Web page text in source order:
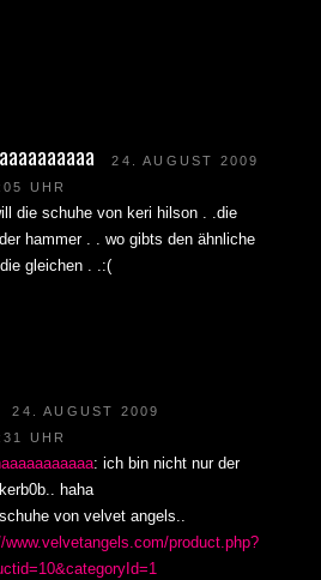
24. AUGUST 2009
UHR
die schuhe von keri hilson . .die
hammer . . wo gibts den ähnliche
gleichen . .:(
24. AUGUST 2009
UHR
: ich bin nicht nur der
haha
von velvet angels..
www.velvetangels.com/product.php?